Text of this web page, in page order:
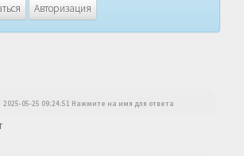
Авторизация
2025-05-25 09:24:51 Нажмите на имя для ответа